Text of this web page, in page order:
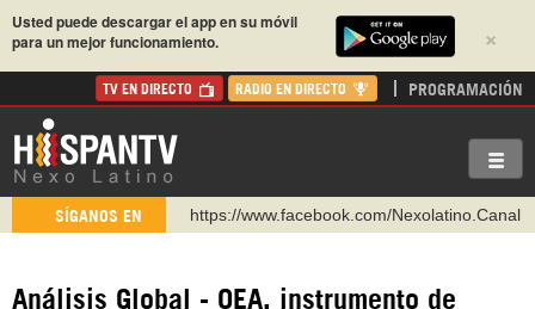
×
Usted puede descargar el app en su móvil
para un mejor funcionamiento.
TV EN DIRECTO RADIO EN DIRECTO PROGRAMACIÓN
SÍGANOS EN
https://www.facebook.com/Nexolatino.Canal
http://twitter.com/nexo_latino
Análisis Global - OEA, instrumento de